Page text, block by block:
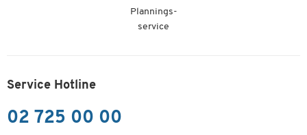
Plannings-
service
Service Hotline
02 725 00 00